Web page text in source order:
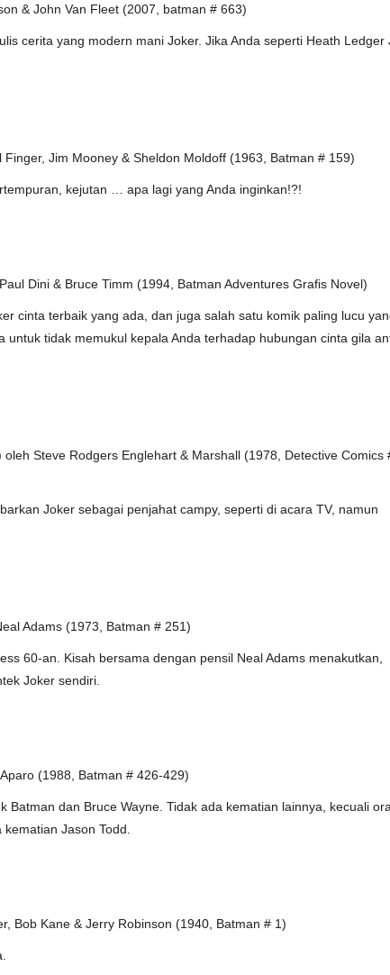
& John Van Fleet (2007, batman # 663)
cerita yang modern mani Joker. Jika Anda seperti Heath Ledger
Jim Mooney & Sheldon Moldoff (1963, Batman # 159)
kejutan … apa lagi yang Anda inginkan!?!
Dini & Bruce Timm (1994, Batman Adventures Grafis Novel)
cinta terbaik yang ada, dan juga salah satu komik paling lucu
tidak memukul kepala Anda terhadap hubungan cinta gila
Steve Rodgers Englehart & Marshall (1978, Detective Comics
Joker sebagai penjahat campy, seperti di acara TV, namun
Adams (1973, Batman # 251)
60-an. Kisah bersama dengan pensil Neal Adams menakutkan,
Joker sendiri.
(1988, Batman # 426-429)
dan Bruce Wayne. Tidak ada kematian lainnya, kecuali
Jason Todd.
Bob Kane & Jerry Robinson (1940, Batman # 1)